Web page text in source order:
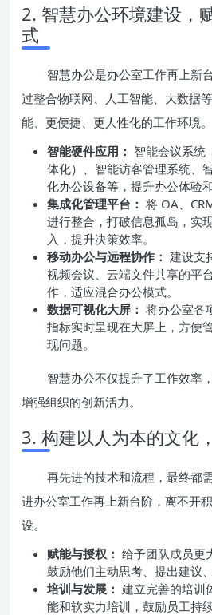
2. 智慧办公环境建设，
式
智慧办公是办公室工作再上新
过整合物联网、人工智能、大数据
能、更便捷、更人性化的工作环境。
智能硬件应用： 智能会议系统
体化）、智能访客管理系统、
化办公设备等，提升办公体验和
集成化管理平台： 将 OA、
进行整合，打破信息孤岛，实
入，提升决策效率。
移动办公与远程协作： 建设支
视频会议、云端文件共享的平
作，适应混合办公模式。
数据可视化大屏： 将办公室各
指标实时呈现在大屏上，方便
现问题。
智慧办公不仅提升了工作效率
增强组织的创新活力。
3. 构建以人为本的文化
再先进的技术和流程，最终都
进办公室工作再上新台阶，离不开
设。
赋能与授权： 给予团队成员更
鼓励他们主动思考、提出建议
培训与发展： 建立完善的培训
能和软实力培训，鼓励员工持